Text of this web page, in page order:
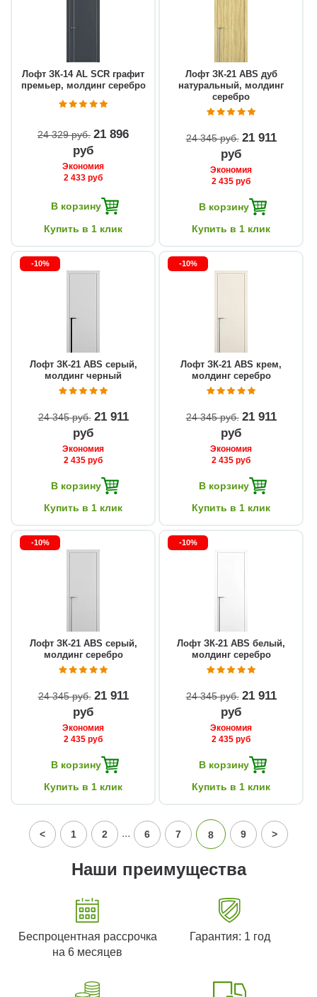
Лофт ЗК-14 AL SCR графит
премьер, молдинг серебро
24 329 руб 21 896
руб
Экономия
2 433 руб
В корзину
Купить в 1 клик
Лофт ЗК-21 ABS дуб
натуральный, молдинг
серебро
24 345 руб 21 911
руб
Экономия
2 435 руб
В корзину
Купить в 1 клик
-10%
Лофт ЗК-21 ABS серый,
молдинг черный
24 345 руб 21 911
руб
Экономия
2 435 руб
В корзину
Купить в 1 клик
-10%
Лофт ЗК-21 ABS крем,
молдинг серебро
24 345 руб 21 911
руб
Экономия
2 435 руб
В корзину
Купить в 1 клик
-10%
Лофт ЗК-21 ABS серый,
молдинг серебро
24 345 руб 21 911
руб
Экономия
2 435 руб
В корзину
Купить в 1 клик
-10%
Лофт ЗК-21 ABS белый,
молдинг серебро
24 345 руб 21 911
руб
Экономия
2 435 руб
В корзину
Купить в 1 клик
< 1 2 ... 6 7 8 9 >
Наши преимущества
Беспроцентная рассрочка
на 6 месяцев
Гарантия: 1 год